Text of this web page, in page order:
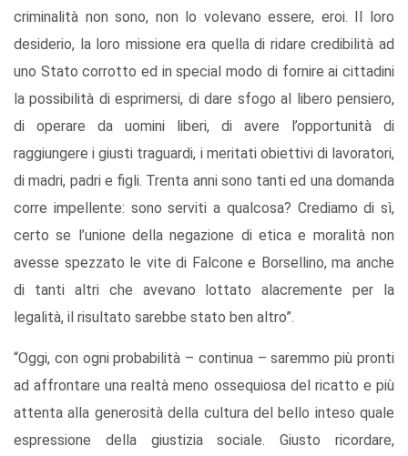
criminalità non sono, non lo volevano essere, eroi. Il loro
desiderio, la loro missione era quella di ridare credibilità ad
uno Stato corrotto ed in special modo di fornire ai cittadini
la possibilità di esprimersi, di dare sfogo al libero pensiero,
di operare da uomini liberi, di avere l’opportunità di
raggiungere i giusti traguardi, i meritati obiettivi di lavoratori,
di madri, padri e figli. Trenta anni sono tanti ed una domanda
corre impellente: sono serviti a qualcosa? Crediamo di sì,
certo se l’unione della negazione di etica e moralità non
avesse spezzato le vite di Falcone e Borsellino, ma anche
di tanti altri che avevano lottato alacremente per la
legalità, il risultato sarebbe stato ben altro”.
“Oggi, con ogni probabilità – continua – saremmo più pronti
ad affrontare una realtà meno ossequiosa del ricatto e più
attenta alla generosità della cultura del bello inteso quale
espressione della giustizia sociale. Giusto ricordare,